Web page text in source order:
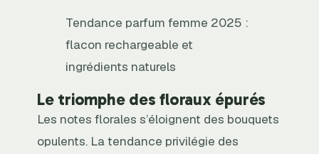
Tendance parfum femme 2025 :
flacon rechargeable et
ingrédients naturels
Le triomphe des floraux épurés
Les notes florales s’éloignent des bouquets
opulents. La tendance privilégie des